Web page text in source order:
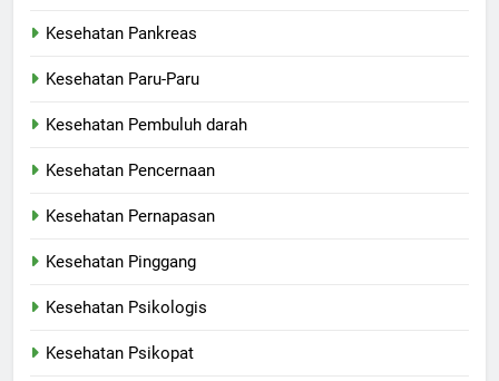
Kesehatan Pankreas
Kesehatan Paru-Paru
Kesehatan Pembuluh darah
Kesehatan Pencernaan
Kesehatan Pernapasan
Kesehatan Pinggang
Kesehatan Psikologis
Kesehatan Psikopat